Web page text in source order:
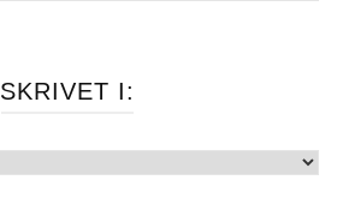
SKRIVET I: